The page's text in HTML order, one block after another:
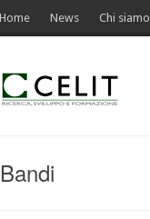
Home News Chi siamo
Bandi